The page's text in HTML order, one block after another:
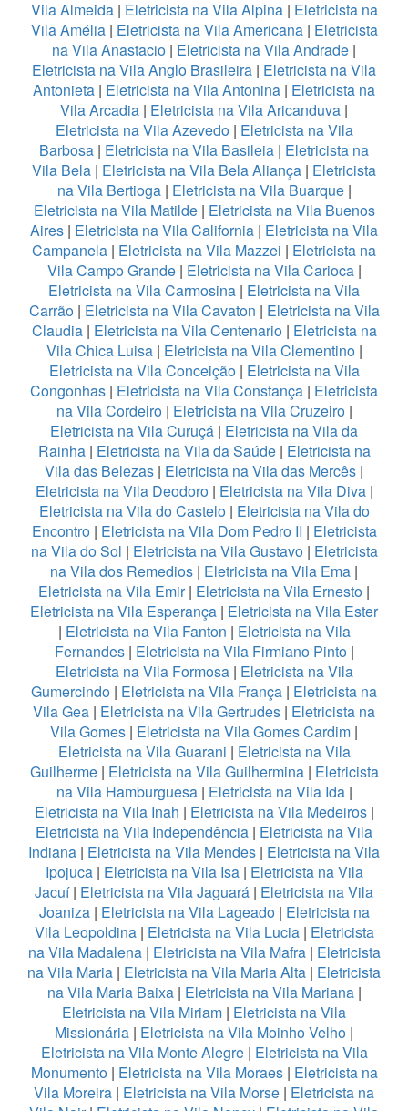
Vila Almeida | Eletricista na Vila Alpina | Eletricista na
Vila Amélia | Eletricista na Vila Americana| Eletricista
na Vila Anastacio | Eletricista na Vila Andrade |
Eletricista na Vila Anglo Brasileira | Eletricista na Vila
Antonieta | Eletricista na Vila Antonina | Eletricista na
Vila Arcadia | Eletricista na Vila Aricanduva |
Eletricista na Vila Azevedo| Eletricista na Vila
Barbosa | Eletricista na Vila Basileia | Eletricista na
Vila Bela | Eletricista na Vila Bela Aliança | Eletricista
na Vila Bertioga| Eletricista na Vila Buarque|
Eletricista na Vila Matilde| Eletricista na Vila Buenos
Aires | Eletricista na Vila California | Eletricista na Vila
Campanela | Eletricista na Vila Mazzei | Eletricista na
Vila Campo Grande| Eletricista na Vila Carioca|
Eletricista na Vila Carmosina | Eletricista na Vila
Carrão| Eletricista na Vila Cavaton | Eletricista na Vila
Claudia| Eletricista na Vila Centenario| Eletricista na
Vila Chica Luisa | Eletricista na Vila Clementino|
Eletricista na Vila Conceição| Eletricista na Vila
Congonhas | Eletricista na Vila Constança | Eletricista
na Vila Cordeiro| Eletricista na Vila Cruzeiro |
Eletricista na Vila Curuçá | Eletricista na Vila da
Rainha | Eletricista na Vila da Saúde| Eletricista na
Vila das Belezas | Eletricista na Vila das Mercês |
Eletricista na Vila Deodoro| Eletricista na Vila Diva|
Eletricista na Vila do Castelo| Eletricista na Vila do
Encontro| Eletricista na Vila Dom Pedro II | Eletricista
na Vila do Sol | Eletricista na Vila Gustavo| Eletricista
na Vila dos Remedios | Eletricista na Vila Ema |
Eletricista na Vila Emir| Eletricista na Vila Ernesto |
Eletricista na Vila Esperança | Eletricista na Vila Ester
| Eletricista na Vila Fanton | Eletricista na Vila
Fernandes| Eletricista na Vila Firmiano Pinto|
Eletricista na Vila Formosa| Eletricista na Vila
Gumercindo | Eletricista na Vila França | Eletricista na
Vila Gea | Eletricista na Vila Gertrudes | Eletricista na
Vila Gomes | Eletricista na Vila Gomes Cardim |
Eletricista na Vila Guarani | Eletricista na Vila
Guilherme| Eletricista na Vila Guilhermina| Eletricista
na Vila Hamburguesa| Eletricista na Vila Ida|
Eletricista na Vila Inah | Eletricista na Vila Medeiros|
Eletricista na Vila Independência | Eletricista na Vila
Indiana | Eletricista na Vila Mendes | Eletricista na Vila
Ipojuca| Eletricista na Vila Isa| Eletricista na Vila
Jacuí| Eletricista na Vila Jaguará | Eletricista na Vila
Joaniza| Eletricista na Vila Lageado| Eletricista na
Vila Leopoldina| Eletricista na Vila Lucia| Eletricista
na Vila Madalena| Eletricista na Vila Mafra | Eletricista
na Vila Maria | Eletricista na Vila Maria Alta | Eletricista
na Vila Maria Baixa| Eletricista na Vila Mariana|
Eletricista na Vila Miriam | Eletricista na Vila
Missionária | Eletricista na Vila Moinho Velho |
Eletricista na Vila Monte Alegre| Eletricista na Vila
Monumento| Eletricista na Vila Moraes| Eletricista na
Vila Moreira | Eletricista na Vila Morse | Eletricista na